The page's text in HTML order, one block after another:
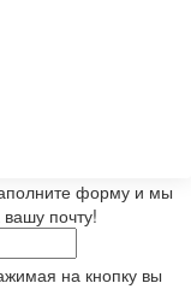
форму и мы
почту!
на кнопку вы